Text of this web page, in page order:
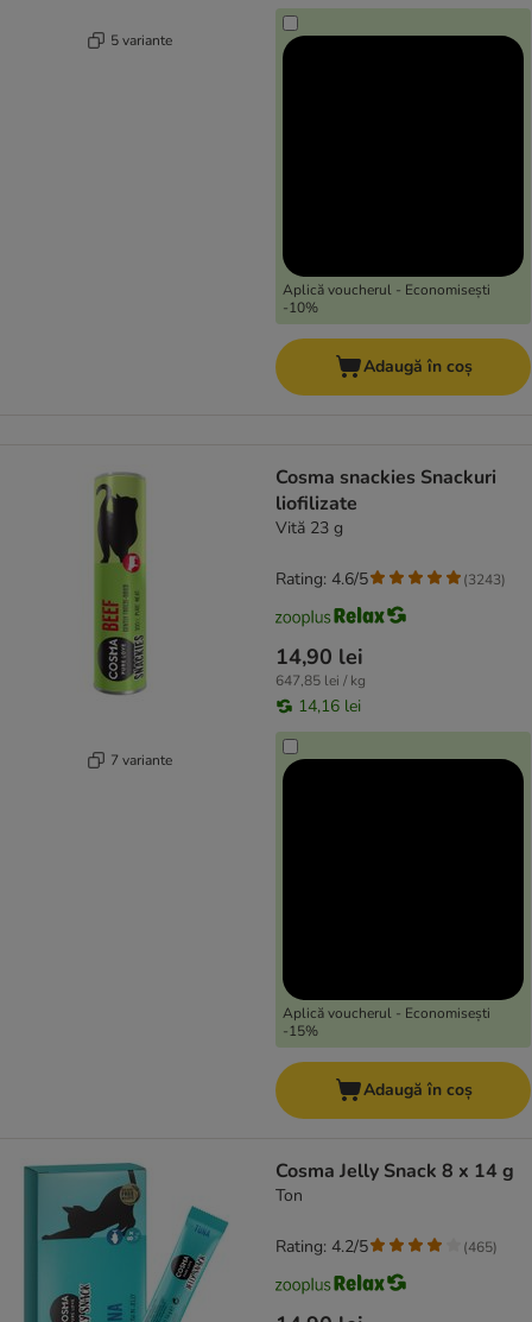
5 variante
Aplică voucherul - Economisești
-10%
Adaugă în coș
7 variante
Cosma snackies Snackuri
liofilizate
Vită 23 g
14,90 lei
647,85 lei / kg
14,16 lei
Aplică voucherul - Economisești
-15%
Rating: 4.6/5 (3243)
Adaugă în coș
Cosma Jelly Snack 8 x 14 g
Ton
Rating: 4.2/5 (465)